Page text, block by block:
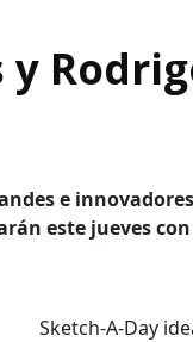
e
este jueves
Sketch-A-Day